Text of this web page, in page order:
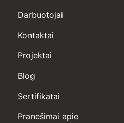
Darbuotojai
Kontaktai
Projektai
Blog
Sertifikatai
Pranešimai apie